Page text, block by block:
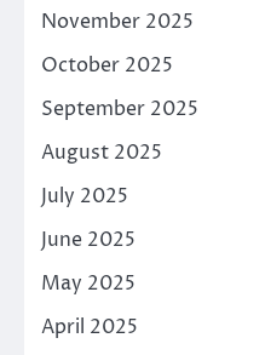
November 2025
October 2025
September 2025
August 2025
July 2025
June 2025
May 2025
April 2025